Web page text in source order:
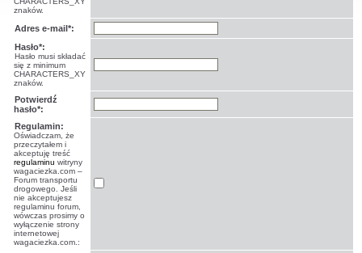
znaków.
Adres e-mail*:
Hasło*:
Hasło musi składać
się z minimum
CHARACTERS_XY
znaków.
Potwierdź
hasło*:
Regulamin:
Oświadczam, że
przeczytałem i
akceptuję treść
regulaminu witryny
wagaciezka.com –
Forum transportu
drogowego. Jeśli
nie akceptujesz
regulaminu forum,
wówczas prosimy o
wyłączenie strony
internetowej
wagaciezka.com.: